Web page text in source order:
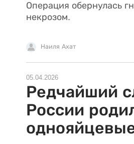
Операция обернулась
некрозом.
Наиля Ахат
05.04.2026
Редчайший
России